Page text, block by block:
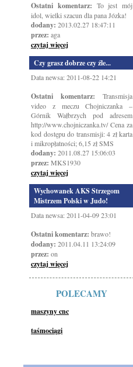
Ostatni komentarz: To jest mój
idol, wielki szacun dla pana Józka!
dodany: 2013.02.27 18:47:11
przez: aga
czytaj więcej
Czy grasz dobrze czy źle...
Data newsa: 2011-08-22 14:21
Ostatni komentarz: Transmisja
video z meczu Chojniczanka –
Górnik Wałbrzych pod adresem
http://www.chojniczanka.tv/ Cena za
kod dostępu do transmisji: 4 zł karta
i mikropłatności; 6,15 zł SMS
dodany: 2011.08.27 15:06:03
przez: MKS1930
czytaj więcej
Wychowanek AKS Strzegom
Mistrzem Polski w Judo!
Data newsa: 2011-04-09 23:01
Ostatni komentarz: brawo!
dodany: 2011.04.11 13:24:09
przez: on
czytaj więcej
POLECAMY
maszyny cnc
taśmociągi